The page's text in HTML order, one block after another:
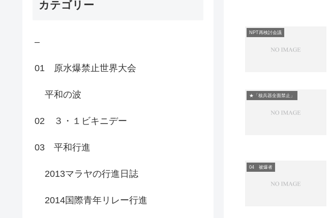
NPT再検討会議
★「核兵器全面禁止」
04 被爆者
カテゴリー
–
01 原水爆禁止世界大会
平和の波
02 ３・１ビキニデー
03 平和行進
2013マラヤの行進日誌
2014国際青年リレー行進